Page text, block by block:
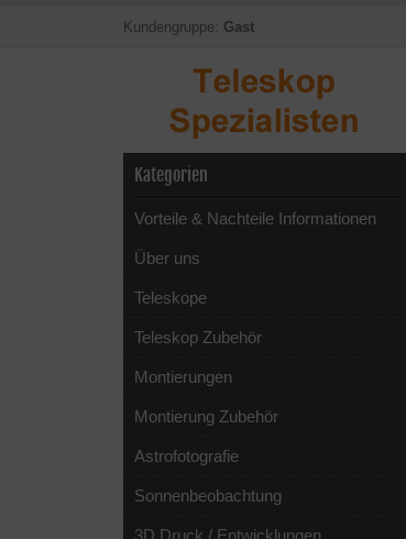
Kundengruppe: Gast
Kategorien
Vorteile & Nachteile Informationen
Über uns
Teleskope
Teleskop Zubehör
Montierungen
Montierung Zubehör
Astrofotografie
Sonnenbeobachtung
3D Druck / Entwicklungen